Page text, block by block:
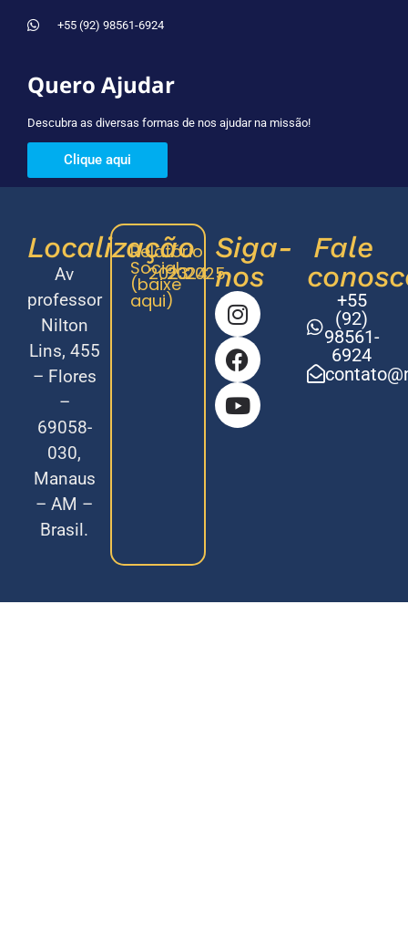
+55 (92) 98561-6924
Quero Ajudar
Descubra as diversas formas de nos ajudar na missão!
Clique aqui
Localização
Av
professor
Nilton
Lins, 455
– Flores
–
69058-
030,
Manaus
– AM –
Brasil.
Relatório
Social
(baixe
aqui)
20232024
2025
Siga-
nos
Fale
+55
(92)
98561-
6924